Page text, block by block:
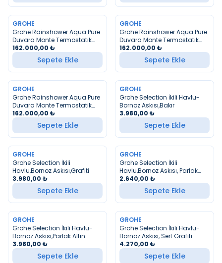
YENI
GROHE
Grohe Rainshower Aqua Pure
Duvara Monte Termostatik
Bataryalı Duş Sistemi Altın
162.000,00 ₺
Sepete Ekle
YENI
GROHE
Grohe Rainshower Aqua Pure
Duvara Monte Termostatik
Bataryalı Duş Sistemi Fırçalı
Sert Grafiti
162.000,00 ₺
Sepete Ekle
YENI
GROHE
Grohe Rainshower Aqua Pure
Duvara Monte Termostatik
Bataryalı Duş Sistemi Fırçalı
Altın
162.000,00 ₺
Sepete Ekle
YENI
GROHE
Grohe Selection İkili Havlu-
Bornoz Askısı,Bakır
3.980,00 ₺
Sepete Ekle
YENI
GROHE
Grohe Selection İkili
Havlu,Bornoz Askısı,Grafiti
3.980,00 ₺
Sepete Ekle
YENI
GROHE
Grohe Selection İkili
Havlu,Bornoz Askısı, Parlak
Krom
2.640,00 ₺
Sepete Ekle
YENI
GROHE
Grohe Selection İkili Havlu-
Bornoz Askısı,Parlak Altın
3.980,00 ₺
Sepete Ekle
YENI
GROHE
Grohe Selection İkili Havlu-
Bornoz Askısı, Sert Grafiti
4.270,00 ₺
Sepete Ekle